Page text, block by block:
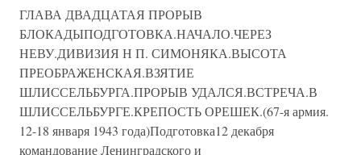
ГЛАВА ДВАДЦАТАЯ ПРОРЫВ
БЛОКАДЫПОДГОТОВКА.НАЧАЛО.ЧЕРЕЗ
НЕВУ.ДИВИЗИЯ Н П. СИМОНЯКА.ВЫСОТА
ПРЕОБРАЖЕНСКАЯ.ВЗЯТИЕ
ШЛИССЕЛЬБУРГА.ПРОРЫВ УДАЛСЯ.ВСТРЕЧА.В
ШЛИССЕЛЬБУРГЕ.КРЕПОСТЬ ОРЕШЕК.(67-я армия.
12-18 января 1943 года)Подготовка12 декабря
командование Ленинградского и